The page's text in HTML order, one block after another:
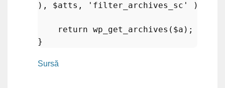
), $atts , 'filter_archives_sc' );
return wp_get_archives ( $a );
Sursă